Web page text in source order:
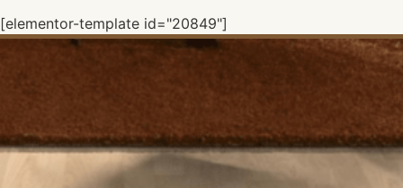
[elementor-template id="20849"]